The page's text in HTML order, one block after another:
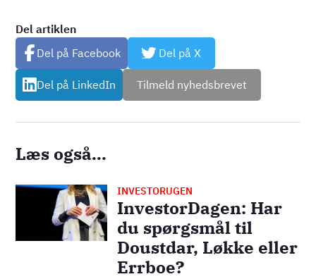
Del artiklen
Del på Facebook
Del på X
Del på LinkedIn Tilmeld nyhedsbrevet
Læs også...
INVESTORUGEN
InvestorDagen: Har
du spørgsmål til
Doustdar, Løkke eller
Errboe?